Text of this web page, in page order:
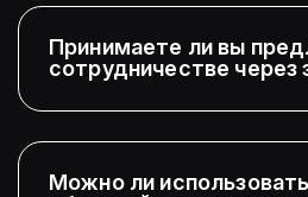
Принимаете ли вы
сотрудничестве через
Можно ли